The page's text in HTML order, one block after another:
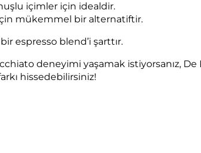
içimler için idealdir.
mükemmel bir alternatiftir.
espresso blend’i şarttır.
deneyimi yaşamak istiyorsanız, De
hissedebilirsiniz!